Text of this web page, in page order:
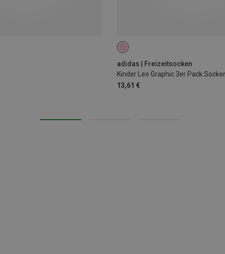
adidas | Freizeitsocken
Kinder Leo Graphic 3er Pack
13,61 €
25|26|27